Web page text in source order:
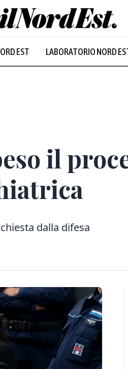
EST LABORATORIO NORD
Nuvoloso
il
dalla difesa